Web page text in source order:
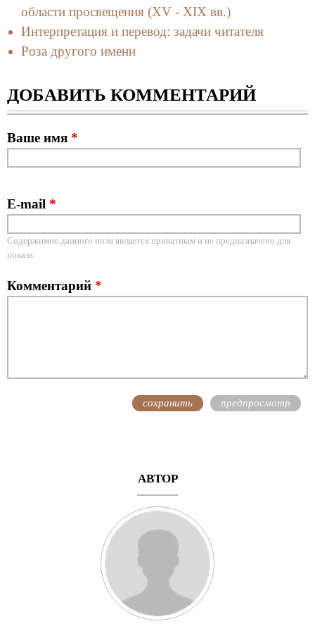
области просвещения (XV - XIX вв.)
Интерпретация и перевод: задачи читателя
Роза другого имени
ДОБАВИТЬ КОММЕНТАРИЙ
Ваше имя *
E-mail *
Содержимое данного поля является приватным и не предназначено для
показа.
Комментарий *
АВТОР